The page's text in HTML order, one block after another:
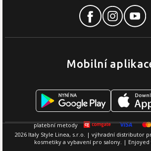
Mobilní
2026 Italy Style Linea, s.r.o. | výhradní distributor
kosmetiky a vybavení pro salony. | Enjoyed